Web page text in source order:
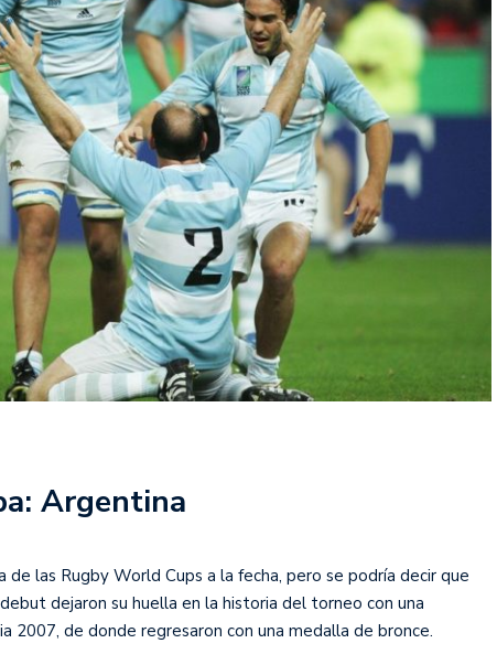
del club”
regresa al fútbol argentino después de 16 años: del orgullo
por River
justo ante O’Higgins gracias a la jerarquía de Paredes: una
que no dan paz para ir a Rancagua
A llega a Córdoba con el histórico regreso de Diego
femenina de Argentina para la Copa Mundial de Hockey FIH
masculina de Argentina para la Copa Mundial de Hockey
Argentina
de las Rugby World Cups a la fecha, pero se podría decir que
dejaron su huella en la historia del torneo con una
2007, de donde regresaron con una medalla de bronce.